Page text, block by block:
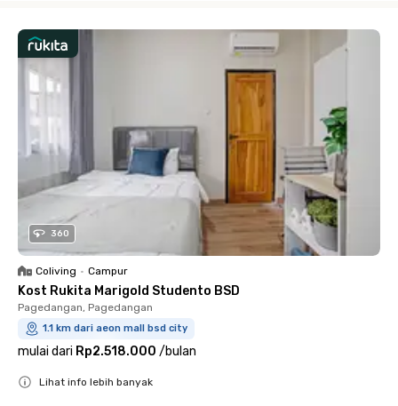
360
Coliving • Campur
Kost Rukita Marigold Studento BSD
Pagedangan, Pagedangan
1.1 km dari aeon mall bsd city
mulai dari Rp2.518.000 /bulan
Lihat info lebih banyak